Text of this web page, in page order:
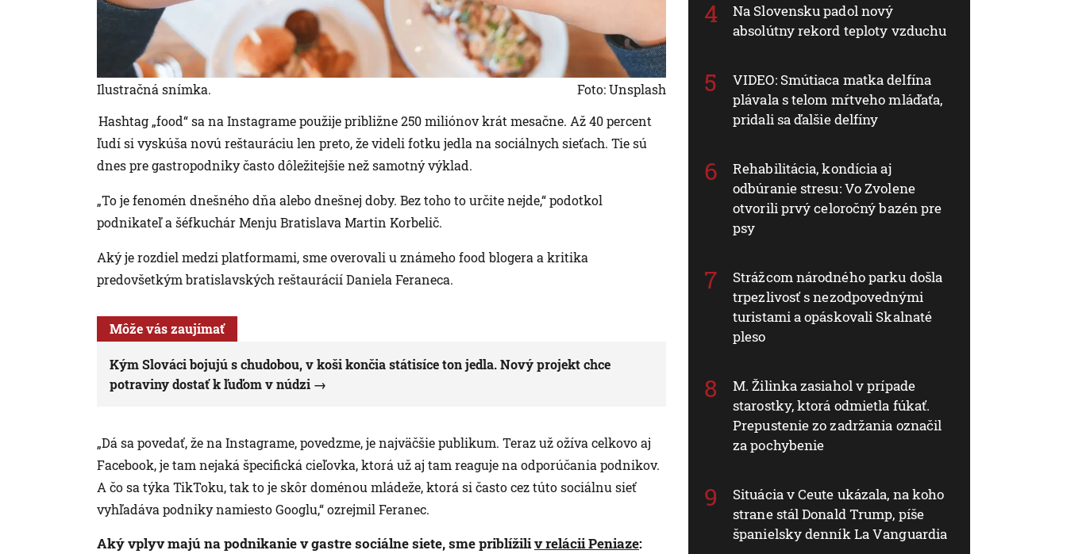
Ilustračná snímka.
Foto: Unsplash
Hashtag „food“ sa na Instagrame použije približne 250 miliónov krát mesačne. Až 40 percent
ľudí si vyskúša novú reštauráciu len preto, že videli fotku jedla na sociálnych sieťach. Tie sú
dnes pre gastropodniky často dôležitejšie než samotný výklad.
„To je fenomén dnešného dňa alebo dnešnej doby. Bez toho to určite nejde,“ podotkol
podnikateľ a šéfkuchár Menju Bratislava Martin Korbelič.
Aký je rozdiel medzi platformami, sme overovali u známeho food blogera a kritika
predovšetkým bratislavských reštaurácií Daniela Feraneca.
Môže vás zaujímať
Kým Slováci bojujú s chudobou, v koši končia státisíce ton jedla. Nový projekt chce
potraviny dostať k ľuďom v núdzi
„Dá sa povedať, že na Instagrame, povedzme, je najväčšie publikum. Teraz už ožíva celkovo aj
Facebook, je tam nejaká špecifická cieľovka, ktorá už aj tam reaguje na odporúčania podnikov.
A čo sa týka TikToku, tak to je skôr doménou mládeže, ktorá si často cez túto sociálnu sieť
vyhľadáva podniky namiesto Googlu,“ ozrejmil Feranec.
Aký vplyv majú na podnikanie v gastre sociálne siete, sme priblížiliv relácii Peniaze:
Na Slovensku padol nový
absolútny rekord teploty vzduchu
VIDEO: Smútiaca matka delfína
plávala s telom mŕtveho mláďaťa,
pridali sa ďalšie delfíny
Rehabilitácia, kondícia aj
odbúranie stresu: Vo Zvolene
otvorili prvý celoročný bazén pre
psy
Strážcom národného parku došla
trpezlivosť s nezodpovednými
turistami a opáskovali Skalnaté
pleso
M. Žilinka zasiahol v prípade
starostky, ktorá odmietla fúkať.
Prepustenie zo zadržania označil
za pochybenie
Situácia v Ceute ukázala, na koho
strane stál Donald Trump, píše
španielsky denník La Vanguardia